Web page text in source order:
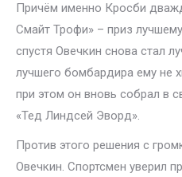
Причём именно Кросби
Смайт Трофи» – приз
спустя Овечкин снова стал
лучшего бомбардира ему не
при этом он вновь собрал в
«Тед Линдсей Эворд».
Против этого решения с
Овечкин. Спортсмен уверил